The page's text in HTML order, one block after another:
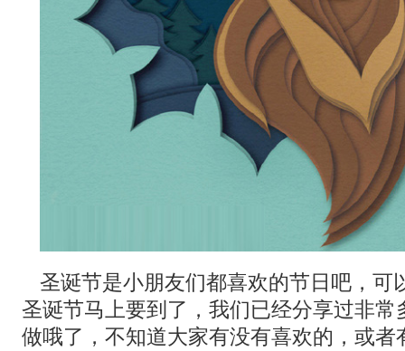
圣诞节是小朋友们都喜欢的节日吧，可
圣诞节马上要到了，我们已经分享过非常
做哦了，不知道大家有没有喜欢的，或者